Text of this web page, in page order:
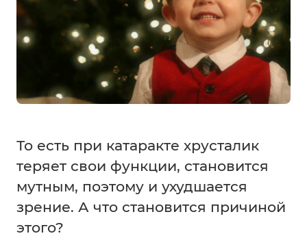
То есть при катаракте хрусталик
теряет свои функции, становится
мутным, поэтому и ухудшается
зрение. А что становится причиной
этого?